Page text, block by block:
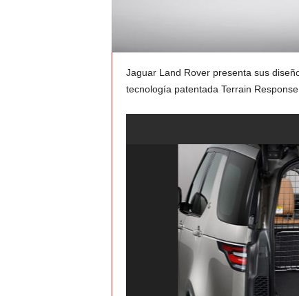
v
o
l
m
Jaguar Land Rover presenta sus
tecnología patentada Terrain